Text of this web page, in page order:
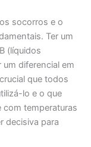
socorros e o
Ter um
(líquidos
diferencial em
que todos
lo e o que
com temperaturas
decisiva para